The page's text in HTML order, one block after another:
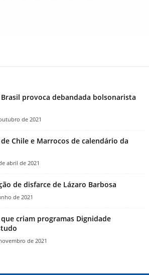
Brasil provoca debandada bolsonarista
de 2021
Chile e Marrocos de calendário da
abril de 2021
de disfarce de Lázaro Barbosa
de 2021
criam programas Dignidade
de 2021